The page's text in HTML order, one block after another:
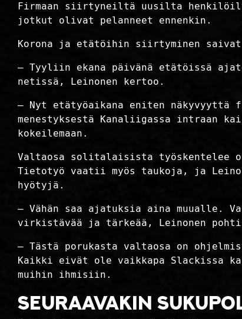
Firmaan siirtyneiltä uusilta
jotkut olivat pelanneet ennenkin.
Korona ja etätöihin siirtyminen saivat
– Tyyliin ekana päivänä etätöissä
netissä, Leinonen kertoo.
– Nyt etätyöaikana eniten
menestyksestä Kanaliigassa
kokeilemaan.
Valtaosa solitalaisista
Tietotyö vaatii myös taukoja, ja
hyötyjä.
– Vähän saa ajatuksia aina
virkistävää ja tärkeää, Leinonen
– Tästä porukasta valtaosa on
Kaikki eivät ole vaikkapa Slackissa
muihin ihmisiin.
SEURAAVAKIN